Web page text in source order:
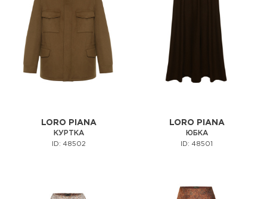
LORO PIANA
КУРТКА
ID: 48502
LORO PIANA
ЮБКА
ID: 48501